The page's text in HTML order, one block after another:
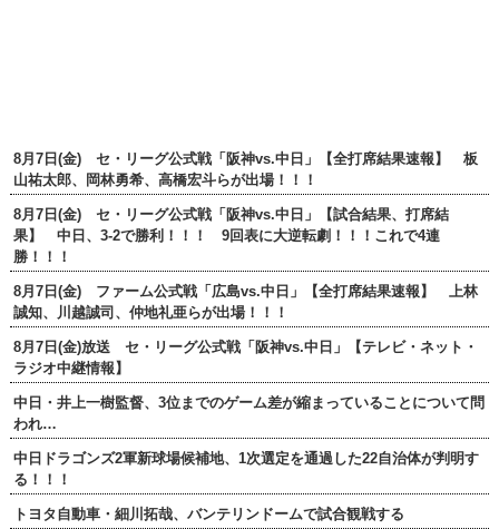
8月7日(金) セ・リーグ公式戦「阪神vs.中日」【全打席結果速報】 板
山祐太郎、岡林勇希、高橋宏斗らが出場！！！
8月7日(金) セ・リーグ公式戦「阪神vs.中日」【試合結果、打席結
果】 中日、3-2で勝利！！！ 9回表に大逆転劇！！！これで4連
勝！！！
8月7日(金) ファーム公式戦「広島vs.中日」【全打席結果速報】 上林
誠知、川越誠司、仲地礼亜らが出場！！！
8月7日(金)放送 セ・リーグ公式戦「阪神vs.中日」【テレビ・ネット・
ラジオ中継情報】
中日・井上一樹監督、3位までのゲーム差が縮まっていることについて問
われ…
中日ドラゴンズ2軍新球場候補地、1次選定を通過した22自治体が判明す
る！！！
トヨタ自動車・細川拓哉、バンテリンドームで試合観戦する